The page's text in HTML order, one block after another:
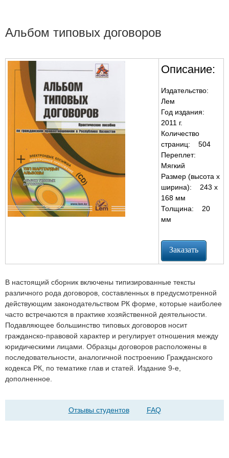
Альбом типовых договоров
Описание:
Издательство:
Лем
Год издания:
2011 г.
Количество
страниц: 504
Переплет:
Мягкий
Размер (высота х
ширина): 243 x
168 мм
Толщина: 20
мм
В настоящий сборник включены типизированные тексты
различного рода договоров, составленных в предусмотренной
действующим законодательством РК форме, которые наиболее
часто встречаются в практике хозяйственной деятельности.
Подавляющее большинство типовых договоров носит
гражданско-правовой характер и регулирует отношения между
юридическими лицами. Образцы договоров расположены в
последовательности, аналогичной построению Гражданского
кодекса РК, по тематике глав и статей. Издание 9-е,
дополненное.
Отзывы студентов FAQ